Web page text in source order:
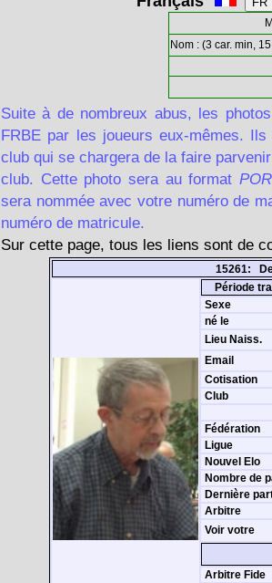
Nom : (3 car. min,
Suite à de nombreux abus, les
FRBE par les joueurs eux-mêmes.
club qui se chargera de la faire
club. Cette photo sera au format
sera nommée avec votre numéro de
numéro de matricule.
Sur cette page, tous les liens sont de
15261:
Période
Sexe
né le
Lieu Naiss.
Email
Cotisation
Club
Fédération
Ligue
Nouvel Elo
Nombre de
Dernière
Arbitre
Voir votre
Arbitre Fide